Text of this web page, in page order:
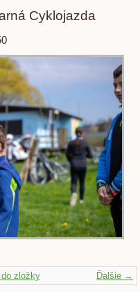
Cyklojazda
Ďalšie →
zložky